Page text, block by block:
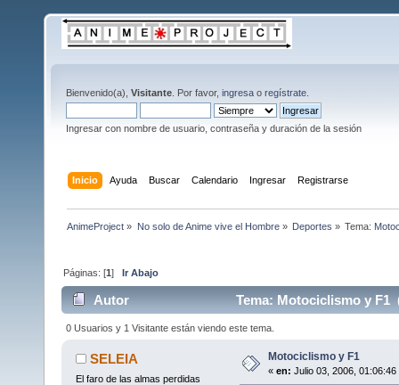
Bienvenido(a), Visitante . Por favor, ingresa o regístrate
Ingresar con nombre de usuario, contraseña y duración de la sesión
Inicio Ayuda Buscar Calendario Ingresar Registrarse
AnimeProject » No solo de Anime vive el Hombre» Deportes » Tema:
Páginas: [1]Ir Abajo
Autor Tema: Motociclismo y F1
0 Usuarios y 1 Visitante están viendo este tema.
SELEIA
El faro de las almas perdidas
Motociclismo y F1
« en: Julio 03, 2006, 01:06:46